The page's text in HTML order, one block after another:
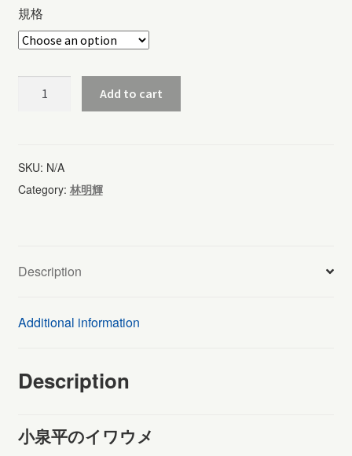
規格
の
イ
メ
quantity
Add to cart
SKU: N/A
Category: 林明輝
Description
Additional information
Description
小泉平のイワウメ